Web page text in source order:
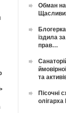
Обман
їздила
прав…
та
Пісочні